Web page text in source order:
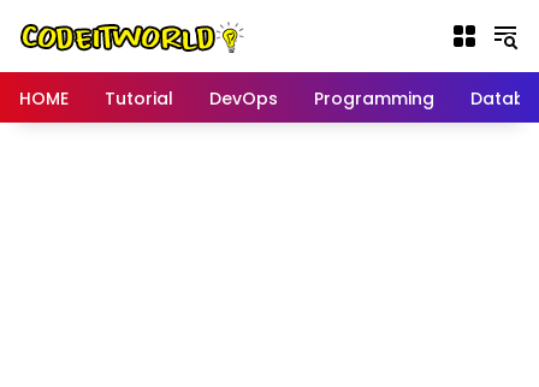
HOME
Tutorial DevOps Programming